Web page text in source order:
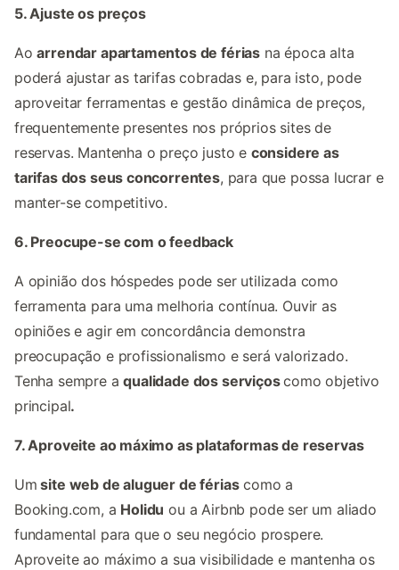
5. Ajuste os preços
Aoarrendar apartamentos de férias na época alta
poderá ajustar as tarifas cobradas e, para isto, pode
aproveitar ferramentas e gestão dinâmica de preços,
frequentemente presentes nos próprios sites de
reservas. Mantenha o preço justo e considere as
tarifas dos seus concorrentes, para que possa lucrar e
manter-se competitivo.
6. Preocupe-se com o feedback
A opinião dos hóspedes pode ser utilizada como
ferramenta para uma melhoria contínua. Ouvir as
opiniões e agir em concordância demonstra
preocupação e profissionalismo e será valorizado.
Tenha sempre aqualidade dos serviçoscomo objetivo
principal.
7. Aproveite ao máximo as plataformas de reservas
Um site web de aluguer de fériascomo a
Booking.com, a Holidu ou a Airbnb pode ser um aliado
fundamental para que o seu negócio prospere.
Aproveite ao máximo a sua visibilidade e mantenha os